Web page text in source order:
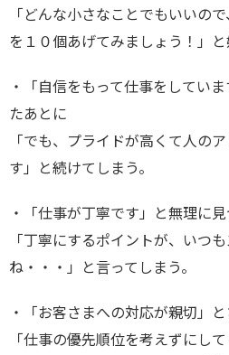
「どんな小さなことでもいいの
を１０個あげてみましょう！」と
・「自信をもって仕事をしてい
たあとに
「でも、プライドが高くて人の
す」と続けてしまう。
・「仕事が丁寧です」と無理に
「丁寧にするポイントが、いつ
ね・・・」と言ってしまう。
・「お客さまへの対応が親切」
「仕事の優先順位を考えずにし